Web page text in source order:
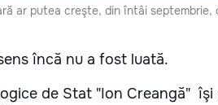
ar putea creşte, din întâi septembrie,
încă nu a fost luată.
de Stat "Ion Creangă" îşi